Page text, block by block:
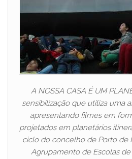
A NOSSA CASA É UM
sensibilização que utiliza uma
apresentando filmes em
projetados em planetários
ciclo do concelho de Porto de
Agrupamento de Escolas